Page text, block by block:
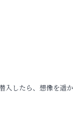
したら、想像を遥